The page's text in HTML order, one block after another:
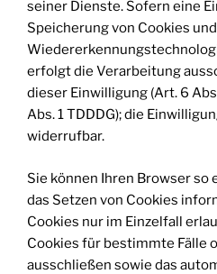
seiner Dienste. Sofern eine
Speicherung von Cookies
erfolgt die Verarbeitung
dieser Einwilligung (Art. 6
Abs. 1 TDDDG); die
widerrufbar.
Sie können Ihren Browser so
das Setzen von Cookies
Cookies nur im Einzelfall
Cookies für bestimmte Fälle
ausschließen sowie das